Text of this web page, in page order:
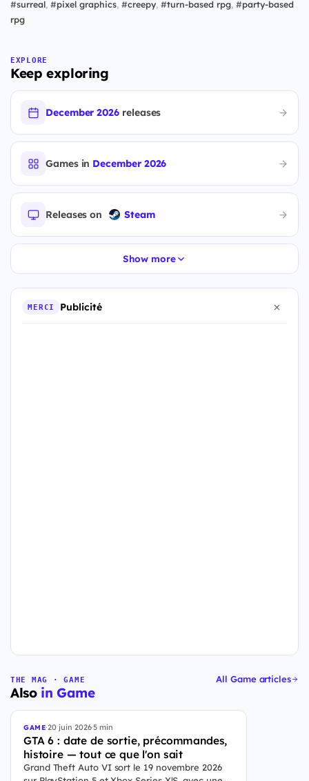
#surreal, #pixel graphics, #creepy, #turn-based rpg, #party-based
rpg
EXPLORE
Keep exploring
December 2026 releases
Games in December 2026
Releases on Steam
Show more
MERCI Publicité
THE MAG · GAME
Also in Game
All Game articles
GAME·20 juin 2026·5 min
GTA 6 : date de sortie, précommandes,
histoire — tout ce que l'on sait
Grand Theft Auto VI sort le 19 novembre 2026